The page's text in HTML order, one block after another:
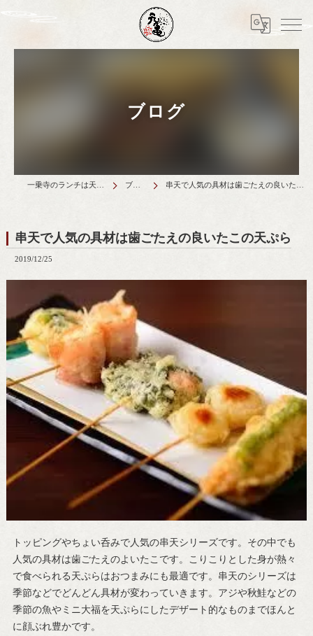
ブログ
ブログ 串天で人気の具材は歯ごたえの良いたこの天ぷら
串天で人気の具材は歯ごたえの良いたこの天ぷら
2019/12/25
トッピングやちょい呑みで人気の串天シリーズです。その中でも
人気の具材は歯ごたえのよいたこです。こりこりとした身が熱々
で食べられる天ぷらはおつまみにも最適です。串天のシリーズは
季節などでどんどん具材が変わっていきます。アジや秋鮭などの
季節の魚やミニ大福を天ぷらにしたデザート的なものまでほんと
に顔ぶれ豊かです。